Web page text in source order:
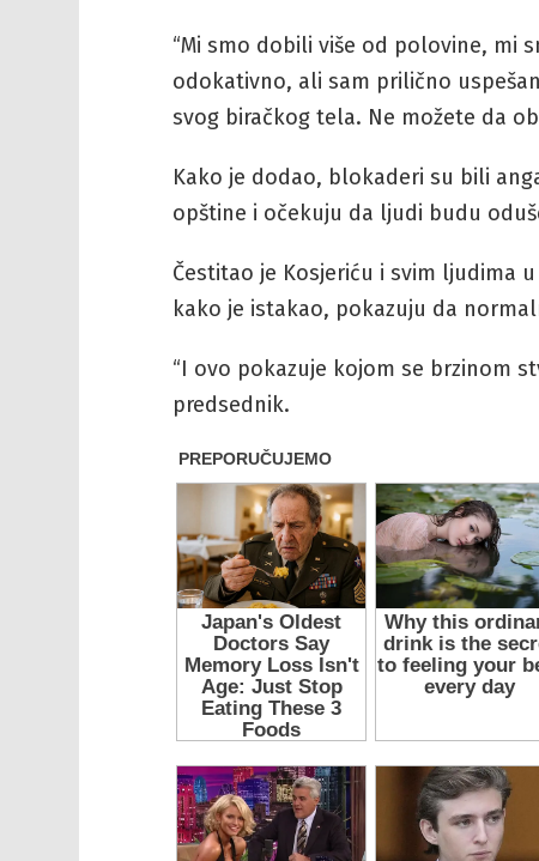
“Mi smo dobili više od polovine, mi
odokativno, ali sam prilično
svog biračkog tela. Ne možete da
Kako je dodao, blokaderi su bili
opštine i očekuju da ljudi budu
Čestitao je Kosjeriću i svim ljudima
kako je istakao, pokazuju da
“I ovo pokazuje kojom se brzinom
predsednik.